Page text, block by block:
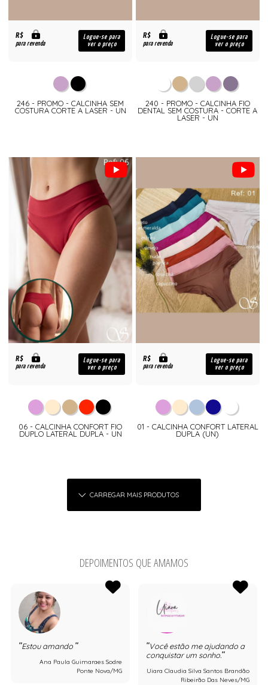
R$
para revenda
Logue-se para
ver o preço
246 - PROMO - CALCINHA SEM
COSTURA CORTE A LASER - UN
R$
para revenda
Logue-se para
ver o preço
240 - PROMO - CALCINHA FIO
DENTAL SEM COSTURA - CORTE A
LASER - UN
R$
para revenda
Logue-se para
ver o preço
06 - CALCINHA CONFORT FIO
DUPLO LATERAL DUPLA - UN
R$
para revenda
Logue-se para
ver o preço
01 - CALCINHA CONFORT LATERAL
DUPLA (UN)
CARREGAR MAIS PRODUTOS
DEPOIMENTOS QUE AMAMOS
Estou amando
Ana Paula Guimaraes Sodre
Ponte Nova/MG
Você estão me ajudando a
conquistar um sonho.
Uiara Claudia Silva Santos Brandão
Ribeirão Das Neves/MG